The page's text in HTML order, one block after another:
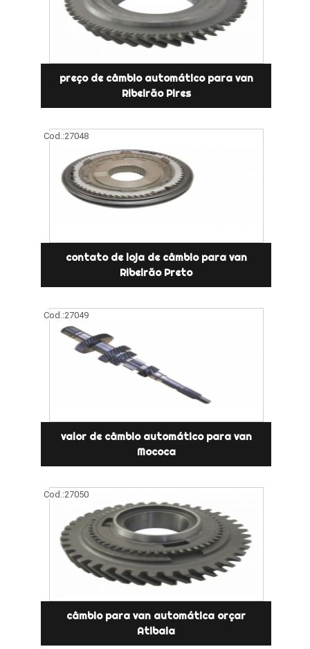
preço de câmbio automático para van
Ribeirão Pires
Cod.:27048
contato de loja de câmbio para van
Ribeirão Preto
Cod.:27049
valor de câmbio automático para van
Mococa
Cod.:27050
câmbio para van automática orçar
Atibaia